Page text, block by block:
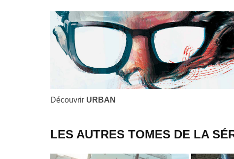
Découvrir URBAN
LES AUTRES TOMES DE LA